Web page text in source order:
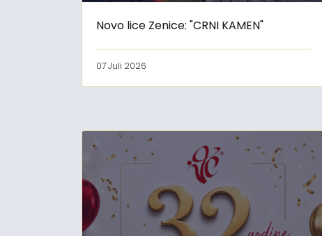
Novo lice Zenice: "CRNI KAMEN"
07 Juli 2026